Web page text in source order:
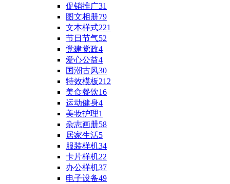
促销推广31
图文相册79
文本样式221
节日节气52
党建党政4
爱心公益4
国潮古风30
特效模板212
美食餐饮16
运动健身4
美妆护理1
杂志画册58
居家生活5
服装样机34
卡片样机22
办公样机37
电子设备49